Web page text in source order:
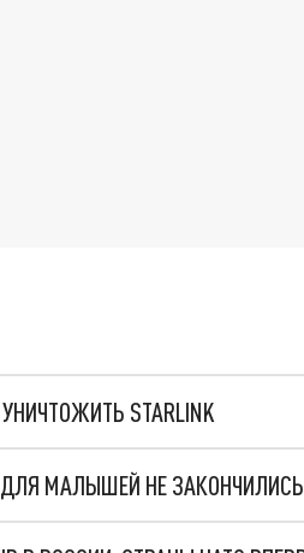
STARLINK
МАЛЫШЕЙ НЕ ЗАКОНЧИЛИСЬ